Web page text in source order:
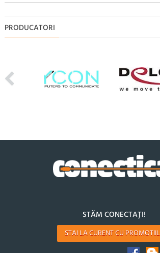
PRODUCATORI
STĂM CONECTAȚI!
STAI LA CURENT CU